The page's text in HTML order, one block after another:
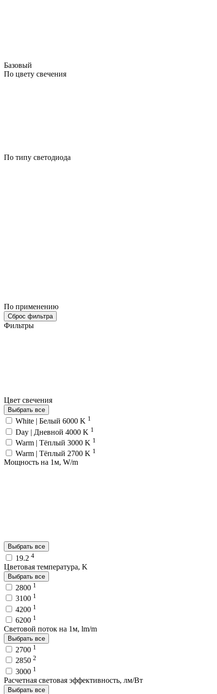
Базовый
По цвету свечения
По типу светодиода
По применению
Сброс фильтра
Фильтры
Цвет свечения
Выбрать все
White | Белый 6000 K 1
Day | Дневной 4000 K 1
Warm | Тёплый 3000 K 1
Warm | Тёплый 2700 K 1
Мощность на 1м, W/m
Выбрать все
19.2 4
Цветовая температура, K
Выбрать все
2800 1
3100 1
4200 1
6200 1
Световой поток на 1м, lm/m
Выбрать все
2700 1
2850 2
3000 1
Расчетная световая эффективность, лм/Вт
Выбрать все